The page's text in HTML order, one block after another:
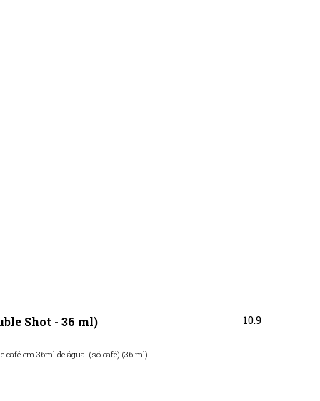
Shot - 36 ml)
café em 36ml de água. (só café) (36 ml)
10.9